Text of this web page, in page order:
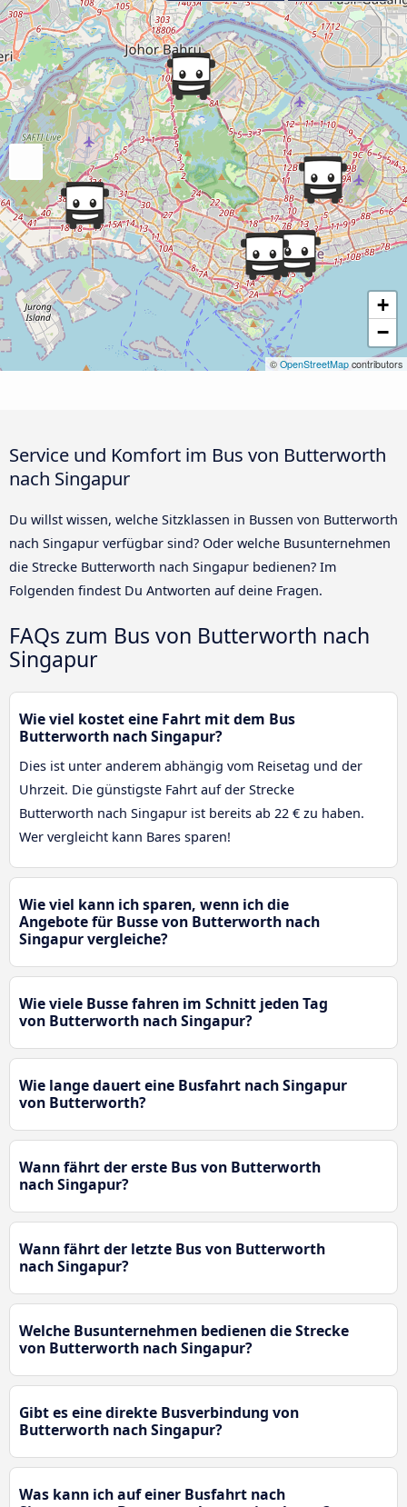
+
−
© OpenStreetMap contributors
Service und Komfort im Bus von Butterworth
nach Singapur
Du willst wissen, welche Sitzklassen in Bussen von Butterworth
nach Singapur verfügbar sind? Oder welche Busunternehmen
die Strecke Butterworth nach Singapur bedienen? Im
Folgenden findest Du Antworten auf deine Fragen.
FAQs zum Bus von Butterworth nach
Singapur
Wie viel kostet eine Fahrt mit dem Bus
Butterworth nach Singapur?
Dies ist unter anderem abhängig vom Reisetag und der
Uhrzeit. Die günstigste Fahrt auf der Strecke
Butterworth nach Singapur ist bereits ab 22 € zu haben.
Wer vergleicht kann Bares sparen!
Wie viel kann ich sparen, wenn ich die
Angebote für Busse von Butterworth nach
Singapur vergleiche?
Wie viele Busse fahren im Schnitt jeden Tag
von Butterworth nach Singapur?
Wie lange dauert eine Busfahrt nach Singapur
von Butterworth?
Wann fährt der erste Bus von Butterworth
nach Singapur?
Wann fährt der letzte Bus von Butterworth
nach Singapur?
Welche Busunternehmen bedienen die Strecke
von Butterworth nach Singapur?
Gibt es eine direkte Busverbindung von
Butterworth nach Singapur?
Was kann ich auf einer Busfahrt nach